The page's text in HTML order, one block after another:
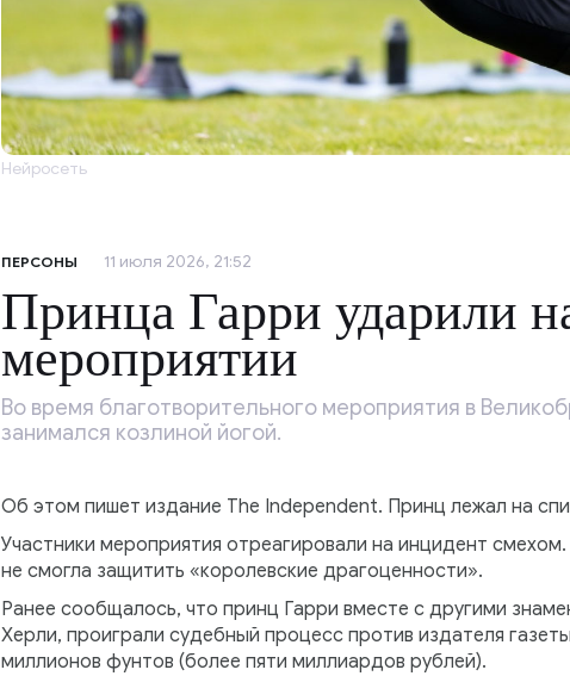
Нейросеть
ПЕРСОНЫ 11 июля 2026, 21:52
Принца Гарри ударили
мероприятии
Во время благотворительного мероприятия в
занимался козлиной йогой.
Об этом пишет издание The Independent. Принц лежал на
Участники мероприятия отреагировали на инцидент
не смогла защитить «королевские драгоценности».
Ранее сообщалось, что принц Гарри вместе с другими
Херли, проиграли судебный процесс против издателя
миллионов фунтов (более пяти миллиардов рублей).